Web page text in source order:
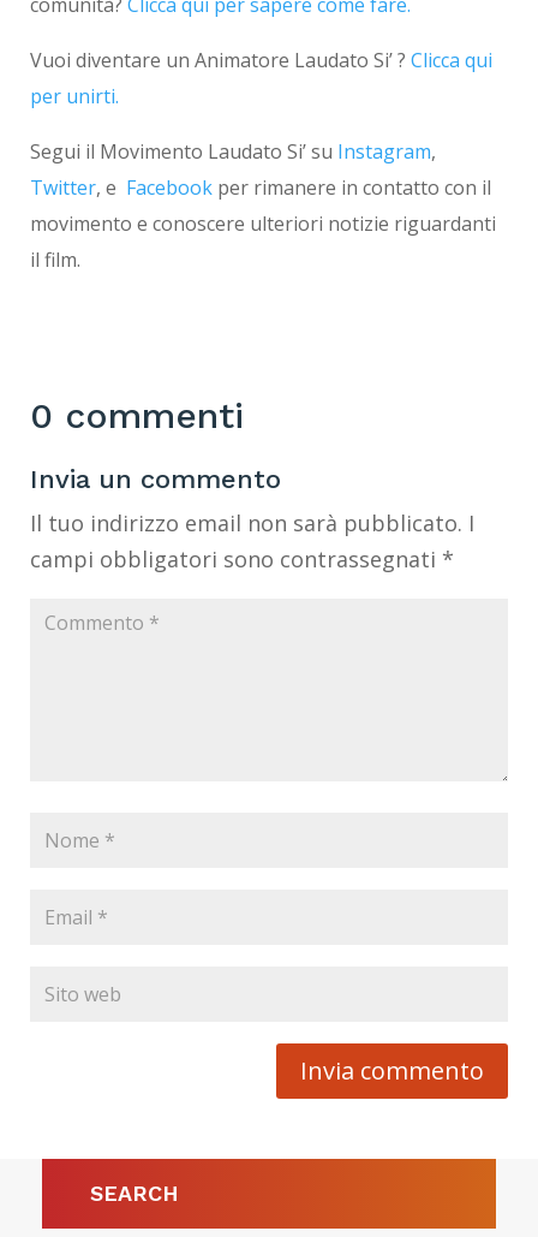
Vuoi diventare un Animatore Laudato Si’ ? Clicca qui
per unirti.
Segui il Movimento Laudato Si’ su Instagram,
Twitter, e Facebook per rimanere in contatto con il
movimento e conoscere ulteriori notizie riguardanti
il ​​film.
0 commenti
Invia un commento
Il tuo indirizzo email non sarà pubblicato. I
campi obbligatori sono contrassegnati *
Invia commento
SEARCH